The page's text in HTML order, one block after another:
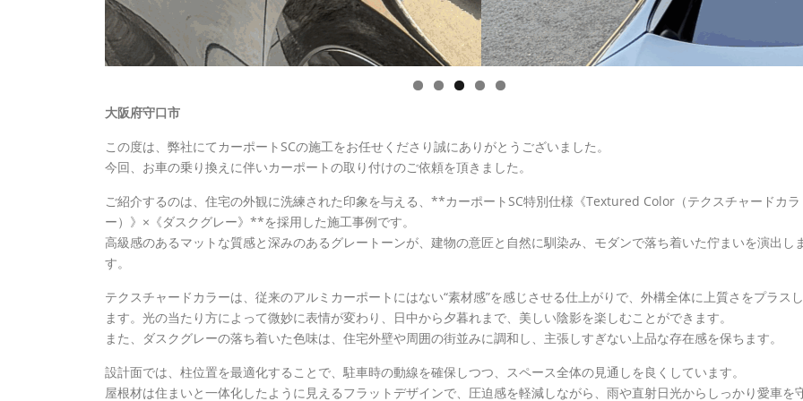
大阪府守口市
この度は、弊社にてカーポートSCの施工をお任せくださり誠にありがとうございました。
今回、お車の乗り換えに伴いカーポートの取り付けのご依頼を頂きました。
ご紹介するのは、住宅の外観に洗練された印象を与える、**カーポートSC特別仕様《Textured Color（テクスチャードカラ
ー）》×《ダスクグレー》**を採用した施工事例です。
高級感のあるマットな質感と深みのあるグレートーンが、建物の意匠と自然に馴染み、モダンで落ち着いた佇まいを演出し
す。
テクスチャードカラーは、従来のアルミカーポートにはない“素材感”を感じさせる仕上がりで、外構全体に上質さをプラスし
ます。光の当たり方によって微妙に表情が変わり、日中から夕暮れまで、美しい陰影を楽しむことができます。
また、ダスクグレーの落ち着いた色味は、住宅外壁や周囲の街並みに調和し、主張しすぎない上品な存在感を保ちます。
設計面では、柱位置を最適化することで、駐車時の動線を確保しつつ、スペース全体の見通しを良くしています。
屋根材は住まいと一体化したように見えるフラットデザインで、圧迫感を軽減しながら、雨や直射日光からしっかり愛車を